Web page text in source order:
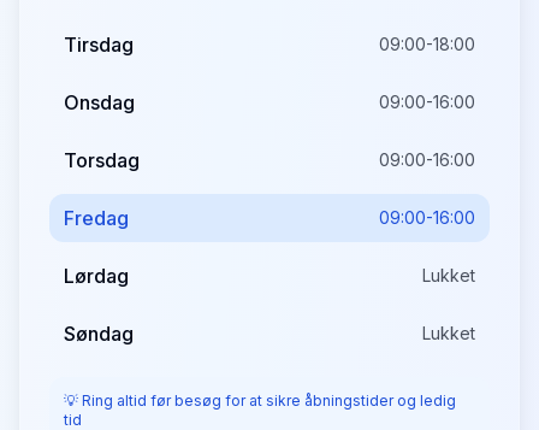
Tirsdag 09:00-18:00
Onsdag 09:00-16:00
Torsdag 09:00-16:00
Fredag 09:00-16:00
Lørdag Lukket
Søndag Lukket
💡 Ring altid før besøg for at sikre åbningstider og ledig
tid